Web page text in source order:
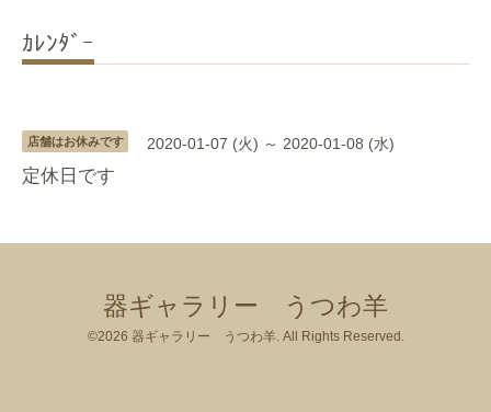
ｶﾚﾝﾀﾞｰ
店舗はお休みです 2020-01-07 (火) ～ 2020-01-08 (水)
定休日です
器ギャラリー うつわ羊
©2026 器ギャラリー うつわ羊. All Rights Reserved.